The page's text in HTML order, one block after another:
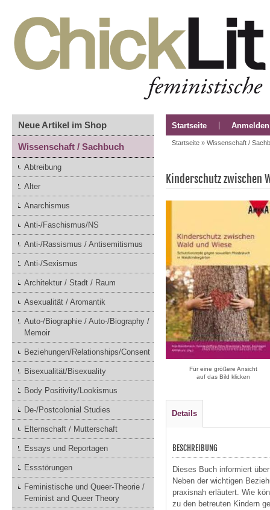
Neue Artikel im Shop
Wissenschaft / Sachbuch
Abtreibung
Alter
Anarchismus
Anti-/Faschismus/NS
Anti-/Rassismus / Antisemitismus
Anti-/Sexismus
Architektur / Stadt / Raum
Asexualität / Aromantik
Auto-/Biographie / Auto-/Biography /
Memoir
Beziehungen/Relationships/Consent
Bisexualität/Bisexuality
Body Positivity/Lookismus
De-/Postcolonial Studies
Elternschaft / Mutterschaft
Essays und Reportagen
Essstörungen
Feministische und Queer-Theorie /
Feminist and Queer Theory
Startseite Anmelden
Startseite » Wissenschaft /
Kinderschutz zwischen
Für eine größere Ansicht
auf das Bild klicken
Details
BESCHREIBUNG
Dieses Buch informiert
Neben der wichtigen
praxisnah erläutert. Wie
zu den betreuten Kindern